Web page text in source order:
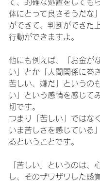
て、的確な処置をしても
体にとって良さそうだな
ができて、判断ができた
行動ができますよ。
他にも例えば、「お金が
い」とか「人間関係に巻
苦しい、嫌だ」というの
い」という感情を感じて
切です。
つまり「苦しい」ではな
いま苦しさを感じている
るということです。
「苦しい」というのは、
し、そのザワザワした感